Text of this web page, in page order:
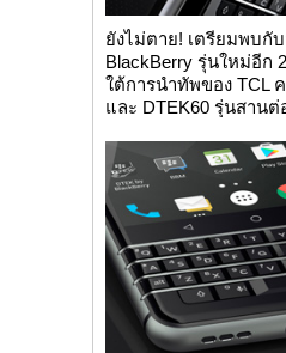
ยังไม่ตาย! เตรียมพบกั
BlackBerry รุ่นใหม่อีก
ใต้การนำทัพของ TCL
และ DTEK60 รุ่นสานต่